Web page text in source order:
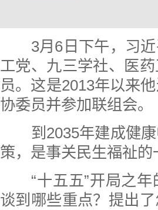
3月6日下午，习近
工党、九三学社、医
员。这是2013年以来
协委员并参加联组会。
到2035年建成健康
策，是事关民生福祉的
“十五五”开局之年
谈到哪些重点？提出